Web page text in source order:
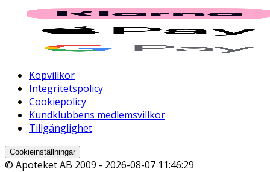
Köpvillkor
Integritetspolicy
Cookiepolicy
Kundklubbens medlemsvillkor
Tillgänglighet
Cookieinställningar
© Apoteket AB 2009 - 2026-08-07 11:46:29